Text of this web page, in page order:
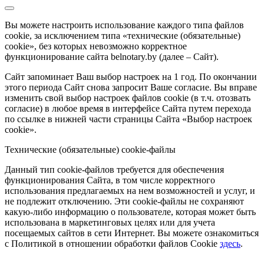
Вы можете настроить использование каждого типа файлов
cookie, за исключением типа «технические (обязательные)
cookie», без которых невозможно корректное
функционирование сайта belnotary.by (далее – Сайт).
Сайт запоминает Ваш выбор настроек на 1 год. По окончании
этого периода Сайт снова запросит Ваше согласие. Вы вправе
изменить свой выбор настроек файлов cookie (в т.ч. отозвать
согласие) в любое время в интерфейсе Сайта путем перехода
по ссылке в нижней части страницы Сайта «Выбор настроек
cookie».
Технические (обязательные) cookie-файлы
Данный тип cookie-файлов требуется для обеспечения
функционирования Сайта, в том числе корректного
использования предлагаемых на нем возможностей и услуг, и
не подлежит отключению. Эти cookie-файлы не сохраняют
какую-либо информацию о пользователе, которая может быть
использована в маркетинговых целях или для учета
посещаемых сайтов в сети Интернет. Вы можете ознакомиться
с Политикой в отношении обработки файлов Cookie здесь.